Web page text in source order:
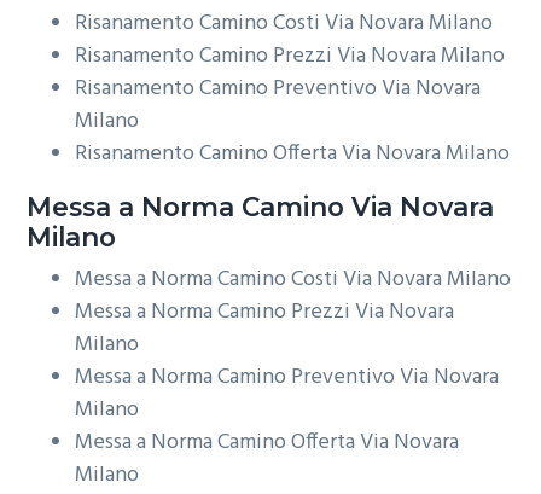
Risanamento Camino Costi Via Novara Milano
Risanamento Camino Prezzi Via Novara Milano
Risanamento Camino Preventivo Via Novara
Milano
Risanamento Camino Offerta Via Novara Milano
Messa a Norma Camino Via Novara
Milano
Messa a Norma Camino Costi Via Novara Milano
Messa a Norma Camino Prezzi Via Novara
Milano
Messa a Norma Camino Preventivo Via Novara
Milano
Messa a Norma Camino Offerta Via Novara
Milano